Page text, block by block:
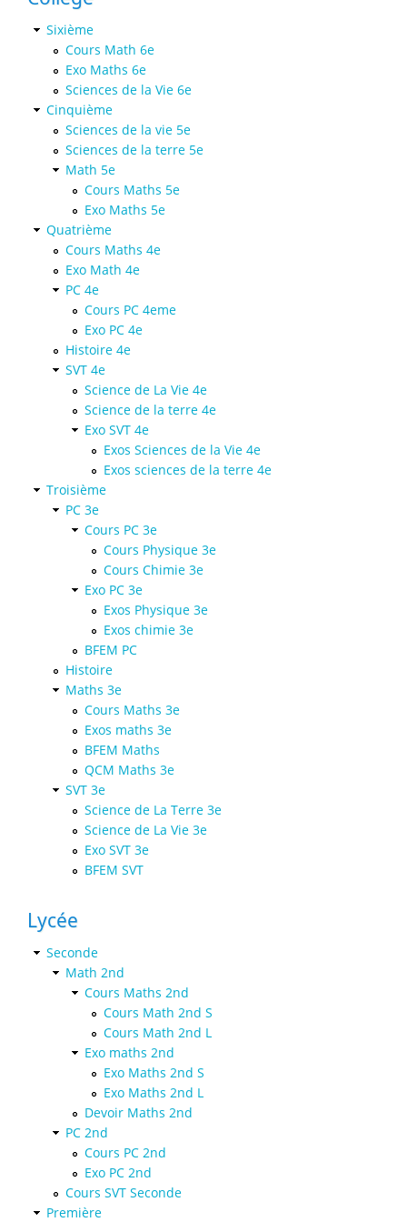
Sixième
Cours Math 6e
Exo Maths 6e
Sciences de la Vie 6e
Cinquième
Sciences de la vie 5e
Sciences de la terre 5e
Math 5e
Cours Maths 5e
Exo Maths 5e
Quatrième
Cours Maths 4e
Exo Math 4e
PC 4e
Cours PC 4eme
Exo PC 4e
Histoire 4e
SVT 4e
Science de La Vie 4e
Science de la terre 4e
Exo SVT 4e
Exos Sciences de la Vie 4e
Exos sciences de la terre 4e
Troisième
PC 3e
Cours PC 3e
Cours Physique 3e
Cours Chimie 3e
Exo PC 3e
Exos Physique 3e
Exos chimie 3e
BFEM PC
Histoire
Maths 3e
Cours Maths 3e
Exos maths 3e
BFEM Maths
QCM Maths 3e
SVT 3e
Science de La Terre 3e
Science de La Vie 3e
Exo SVT 3e
BFEM SVT
Lycée
Seconde
Math 2nd
Cours Maths 2nd
Cours Math 2nd S
Cours Math 2nd L
Exo maths 2nd
Exo Maths 2nd S
Exo Maths 2nd L
Devoir Maths 2nd
PC 2nd
Cours PC 2nd
Exo PC 2nd
Cours SVT Seconde
Première